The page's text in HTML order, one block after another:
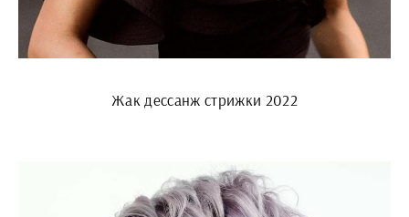
Жак дессанж стрижки 2022